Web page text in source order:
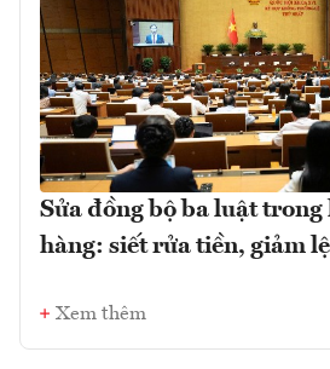
Sửa đồng bộ ba luật trong
hàng: siết rửa tiền, giảm
Xem thêm